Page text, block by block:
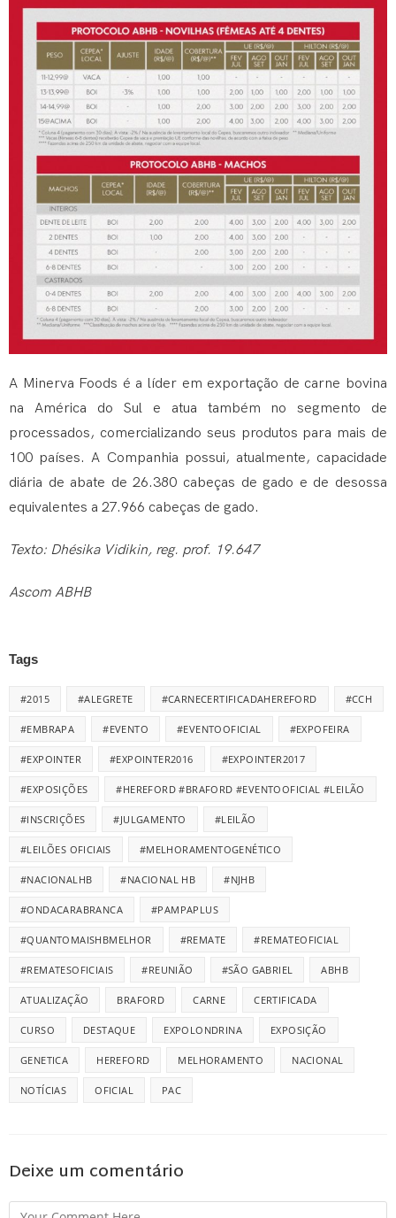
A Minerva Foods é a líder em exportação de carne bovina
na América do Sul e atua também no segmento de
processados, comercializando seus produtos para mais de
100 países. A Companhia possui, atualmente, capacidade
diária de abate de 26.380 cabeças de gado e de desossa
equivalentes a 27.966 cabeças de gado.
Texto: Dhésika Vidikin, reg. prof. 19.647
Ascom ABHB
Tags
#2015 #ALEGRETE #CARNECERTIFICADAHEREFORD #CCH
#EMBRAPA #EVENTO #EVENTOOFICIAL #EXPOFEIRA
#EXPOINTER #EXPOINTER2016 #EXPOINTER2017
#EXPOSIÇÕES #HEREFORD #BRAFORD #EVENTOOFICIAL #LEILÃO
#INSCRIÇÕES #JULGAMENTO #LEILÃO
#LEILÕES OFICIAIS #MELHORAMENTOGENÉTICO
#NACIONALHB #NACIONAL HB #NJHB
#ONDACARABRANCA #PAMPAPLUS
#QUANTOMAISHBMELHOR #REMATE #REMATEOFICIAL
#REMATESOFICIAIS #REUNIÃO #SÃO GABRIEL ABHB
ATUALIZAÇÃO BRAFORD CARNE CERTIFICADA
CURSO DESTAQUE EXPOLONDRINA EXPOSIÇÃO
GENETICA HEREFORD MELHORAMENTO NACIONAL
NOTÍCIAS OFICIAL PAC
Deixe um comentário